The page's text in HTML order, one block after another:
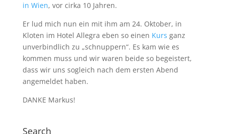
in Wien, vor cirka 10 Jahren.
Er lud mich nun ein mit ihm am 24. Oktober, in
Kloten im Hotel Allegra eben so einen Kurs ganz
unverbindlich zu „schnuppern“. Es kam wie es
kommen muss und wir waren beide so begeistert,
dass wir uns sogleich nach dem ersten Abend
angemeldet haben.
DANKE Markus!
Search